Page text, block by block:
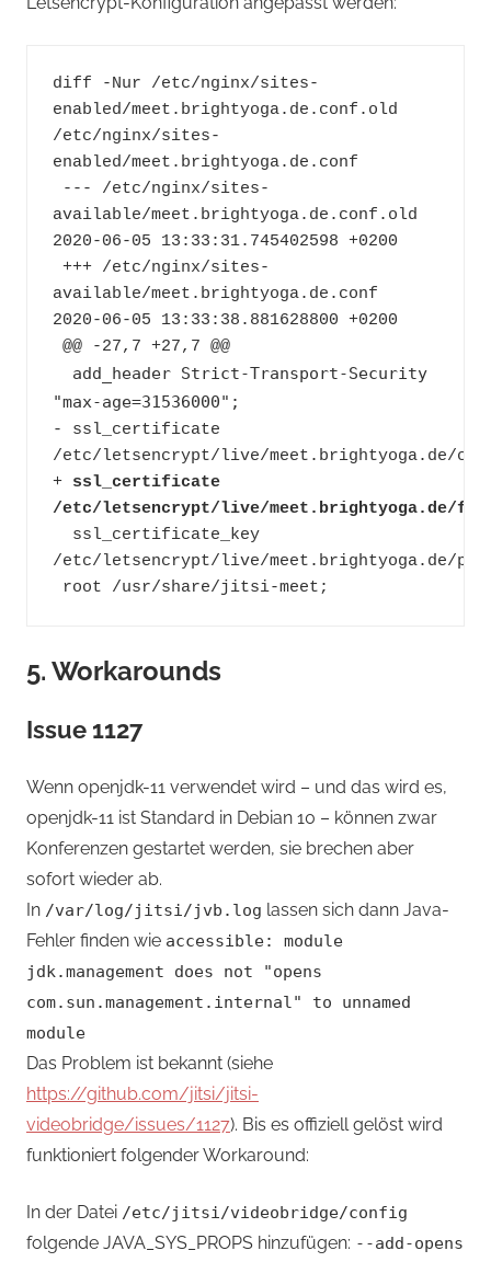
diff -Nur /etc/nginx/sites-
enabled/meet.brightyoga.de.conf.old
/etc/nginx/sites-
enabled/meet.brightyoga.de.conf
available/meet.brightyoga.de.conf.old
2020-06-05 13:33:31.745402598 +0200
available/meet.brightyoga.de.conf
2020-06-05 13:33:38.881628800 +0200
@@ -27,7 +27,7 @@
add_header Strict-Transport-Security
"max-age=31536000";
- ssl_certificate
/etc/letsencrypt/live/meet.brightyoga.de/
+ ssl_certificate
/etc/letsencrypt/live/meet.brightyoga.de/
/etc/letsencrypt/live/meet.brightyoga.de/
root /usr/share/jitsi-meet;
5. Workarounds
Issue 1127
Wenn openjdk-11 verwendet wird – und das wird es,
openjdk-11 ist Standard in Debian 10 – können zwar
Konferenzen gestartet werden, sie brechen aber
sofort wieder ab.
In /var/log/jitsi/jvb.log lassen sich dann Java-
Fehler finden wie accessible: module
jdk.management does not "opens
com.sun.management.internal" to unnamed
module
Das Problem ist bekannt (siehe
https://github.com/jitsi/jitsi-
videobridge/issues/1127). Bis es offiziell gelöst wird
funktioniert folgender Workaround:
In der Datei /etc/jitsi/videobridge/config
folgende JAVA_SYS_PROPS hinzufügen: --add-opens